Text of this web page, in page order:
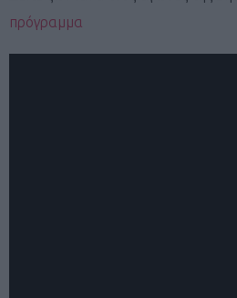
πρόγραμμα